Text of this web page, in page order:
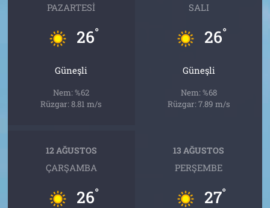
PAZARTESI
26°
Güneşli
Nem: %62
Rüzgar: 8.81 m/s
SALI
26°
Güneşli
Nem: %68
Rüzgar: 7.89 m/s
12 AĞUSTOS
ÇARŞAMBA
26°
13 AĞUSTOS
PERŞEMBE
27°